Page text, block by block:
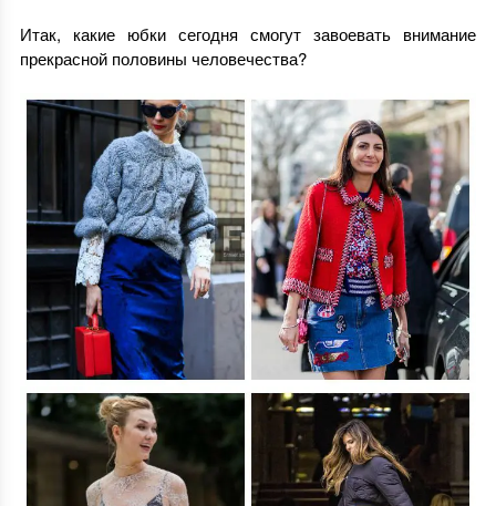
Итак, какие юбки сегодня смогут завоевать внимание
прекрасной половины человечества?